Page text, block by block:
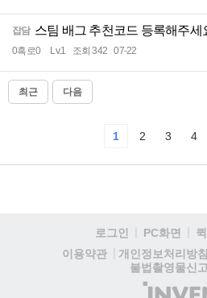
잡담 스팀 배그 추천코드 등록해주세
0흑로0 Lv.1 조회 342 07-22
최근 다음
1 2 3 4
로그인 PC화면
이용약관
개인정보처리방침
불법촬영물신
(주)